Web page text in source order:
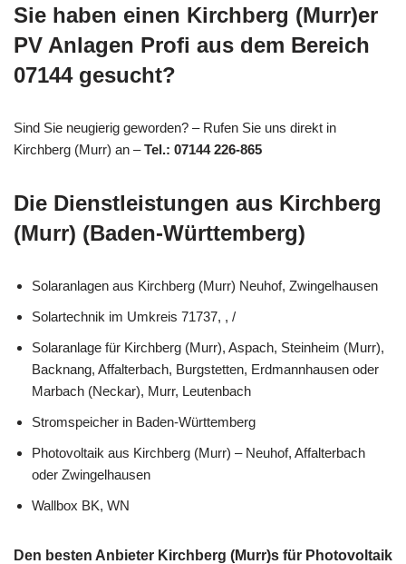
Sie haben einen Kirchberg (Murr)er
PV Anlagen Profi aus dem Bereich
07144 gesucht?
Sind Sie neugierig geworden? – Rufen Sie uns direkt in
Kirchberg (Murr) an –Tel.: 07144 226-865
Die Dienstleistungen aus Kirchberg
(Murr) (Baden-Württemberg)
Solaranlagen aus Kirchberg (Murr) Neuhof, Zwingelhausen
Solartechnik im Umkreis 71737, , /
Solaranlage für Kirchberg (Murr), Aspach, Steinheim (Murr),
Backnang, Affalterbach, Burgstetten, Erdmannhausen oder
Marbach (Neckar), Murr, Leutenbach
Stromspeicher in Baden-Württemberg
Photovoltaik aus Kirchberg (Murr) – Neuhof, Affalterbach
oder Zwingelhausen
Wallbox BK, WN
Den besten Anbieter Kirchberg (Murr)s für Photovoltaik